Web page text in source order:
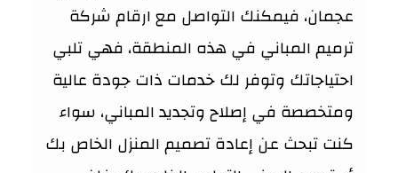
عجمان، فيمكنك التواصل مع ارقام شركة
ترميم المباني في هذه المنطقة، فهي تلبي
احتياجاتك وتوفر لك خدمات ذات جودة عالية
ومتخصصة في إصلاح وتجديد المباني، سواء
كنت تبحث عن إعادة تصميم المنزل الخاص بك